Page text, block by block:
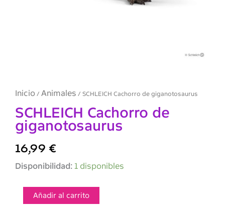
Inicio / Animales / SCHLEICH Cachorro de giganotosaurus
SCHLEICH Cachorro de
giganotosaurus
16,99 €
Disponibilidad: 1 disponibles
SCHLEICH
giganotosaurus
cantidad
Añadir al carrito